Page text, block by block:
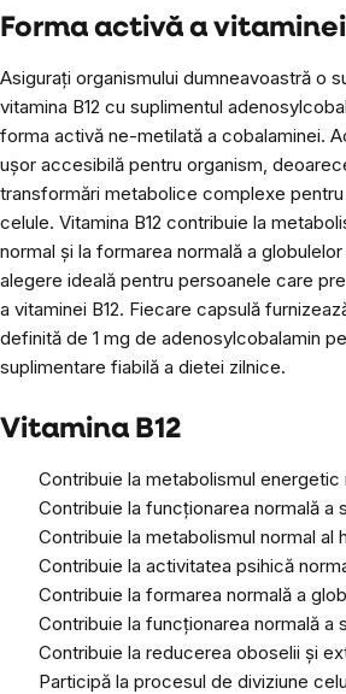
Forma activă a vitaminei
Asigurați organismului dumneavoastră o
vitamina B12 cu suplimentul
forma activă ne-metilată a cobalaminei.
ușor accesibilă pentru organism,
transformări metabolice complexe pentru
celule. Vitamina B12 contribuie la
normal și la formarea normală a
alegere ideală pentru persoanele care
a vitaminei B12. Fiecare capsulă
definită de 1 mg de adenosylcobalamin
suplimentare fiabilă a dietei zilnice.
Vitamina B12
Contribuie la metabolismul energetic
Contribuie la funcționarea normală a
Contribuie la metabolismul normal al
Contribuie la activitatea psihică
Contribuie la formarea normală a
Contribuie la funcționarea normală a
Contribuie la reducerea oboselii și
Participă la procesul de diviziune